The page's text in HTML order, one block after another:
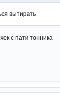
вытирать
с пати тонника